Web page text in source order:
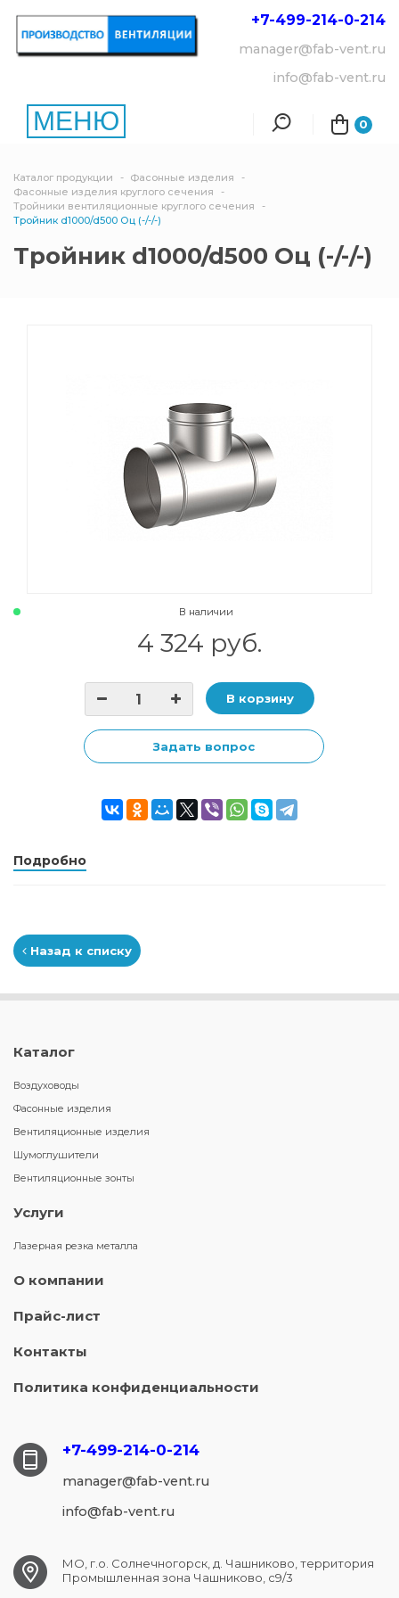
МЕНЮ 0
+7-499-214-0-214
manager@fab-vent.ru
info@fab-vent.ru
Каталог продукции
Фасонные изделия
Фасонные изделия круглого сечения
Тройники вентиляционные круглого сечения
Тройник d1000/d500 Оц (-/-/-)
Тройник d1000/d500 Оц (-/-/-)
В наличии
4 324 руб.
В корзину
Задать вопрос
Подробно
Назад к списку
Каталог
Воздуховоды
Фасонные изделия
Вентиляционные изделия
Шумоглушители
Вентиляционные зонты
Услуги
Лазерная резка металла
О компании
Прайс-лист
Контакты
Политика конфиденциальности
+7-499-214-0-214
manager@fab-vent.ru
info@fab-vent.ru
МО, г.о. Солнечногорск, д. Чашниково, территория
Промышленная зона Чашниково, с9/3